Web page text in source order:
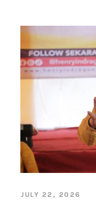
JULY 22, 2026